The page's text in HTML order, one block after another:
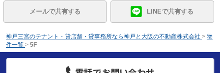
メールで共有する LINEで共有する
神戸三宮のテナント・貸店舗・貸事務所なら神戸と大阪の不動産株式会社 > 物
件一覧 > 5F